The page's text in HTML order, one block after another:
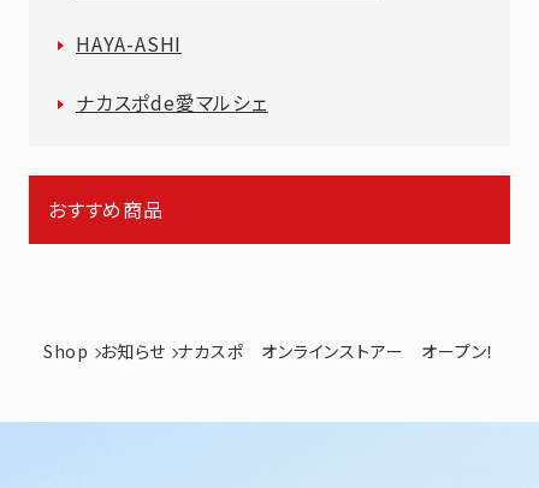
HAYA-ASHI
ナカスポde愛マルシェ
おすすめ商品
Shop お知らせ ナカスポ オンラインストアー オープン！